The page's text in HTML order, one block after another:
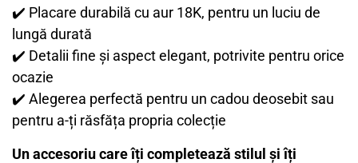
✔️ Placare durabilă cu aur 18K, pentru un luciu de
lungă durată
✔️ Detalii fine și aspect elegant, potrivite pentru orice
ocazie
✔️ Alegerea perfectă pentru un cadou deosebit sau
pentru a-ți răsfăța propria colecție
Un accesoriu care îți completează stilul și îți